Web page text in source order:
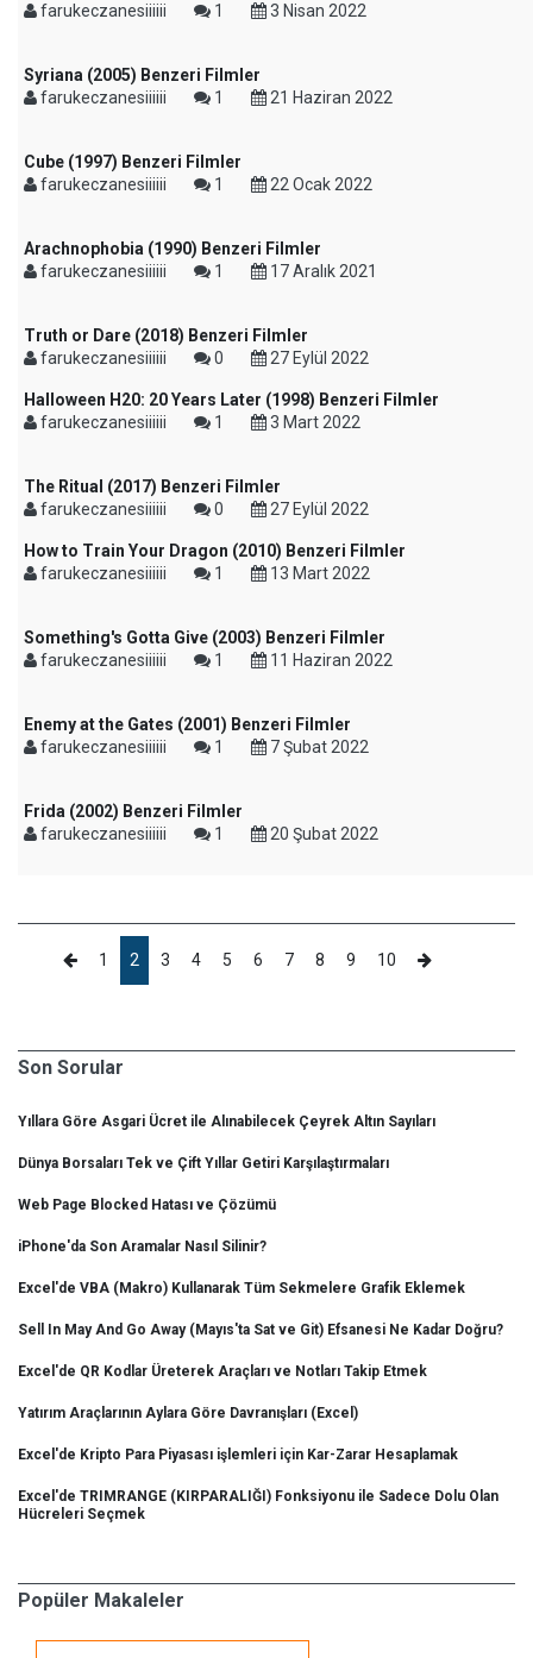
farukeczanesiiiiii
1 3 Nisan 2022
Syriana (2005) Benzeri Filmler
farukeczanesiiiiii
1 21 Haziran 2022
Cube (1997) Benzeri Filmler
farukeczanesiiiiii
1 22 Ocak 2022
Arachnophobia (1990) Benzeri Filmler
farukeczanesiiiiii
1 17 Aralık 2021
Truth or Dare (2018) Benzeri Filmler
farukeczanesiiiiii
0 27 Eylül 2022
Halloween H20: 20 Years Later (1998) Benzeri Filmler
farukeczanesiiiiii
1 3 Mart 2022
The Ritual (2017) Benzeri Filmler
farukeczanesiiiiii
0 27 Eylül 2022
How to Train Your Dragon (2010) Benzeri Filmler
farukeczanesiiiiii
1 13 Mart 2022
Something's Gotta Give (2003) Benzeri Filmler
farukeczanesiiiiii
1 11 Haziran 2022
Enemy at the Gates (2001) Benzeri Filmler
farukeczanesiiiiii
1 7 Şubat 2022
Frida (2002) Benzeri Filmler
farukeczanesiiiiii
1 20 Şubat 2022
1 2 3 4 5 6 7 8 9 10
Son Sorular
Yıllara Göre Asgari Ücret ile Alınabilecek Çeyrek Altın Sayıları
Dünya Borsaları Tek ve Çift Yıllar Getiri Karşılaştırmaları
Web Page Blocked Hatası ve Çözümü
iPhone'da Son Aramalar Nasıl Silinir?
Excel'de VBA (Makro) Kullanarak Tüm Sekmelere Grafik Eklemek
Sell In May And Go Away (Mayıs'ta Sat ve Git) Efsanesi Ne Kadar Doğru?
Excel'de QR Kodlar Üreterek Araçları ve Notları Takip Etmek
Yatırım Araçlarının Aylara Göre Davranışları (Excel)
Excel'de Kripto Para Piyasası işlemleri için Kar-Zarar Hesaplamak
Excel'de TRIMRANGE (KIRPARALIĞI) Fonksiyonu ile Sadece Dolu Olan
Hücreleri Seçmek
Popüler Makaleler